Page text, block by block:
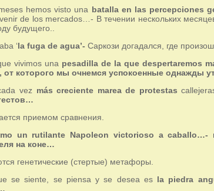
hemos visto una batalla en las percepciones
de los mercados…- В течении нескольких
будущего..
‘la fuga de agua’- Саркози догадался, где
vivimos una pesadilla de la que despertaremos
от которого мы очнемся успокоенные однажды
vez más creciente marea de protestas
приемом сравнения.
un rutilante Napoleon victorioso a caballo…-
на коне…
генетические (стертые) метафоры.
se siente, se piensa y se desea es la piedra